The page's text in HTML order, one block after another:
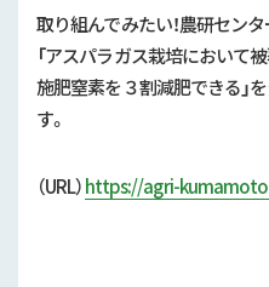
取り組んでみたい！農研セン
「アスパラガス栽培において
施肥窒素を３割減肥できる」
す。
（URL）https://agri-
気象
現地情報
行政情報
2021年 (173)
2020年 (167)